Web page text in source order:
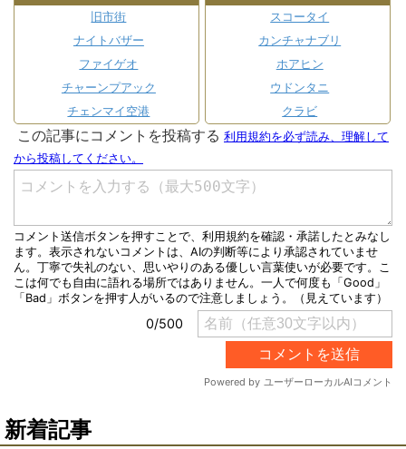
旧市街
ナイトバザー
ファイゲオ
チャーンプアック
チェンマイ空港
スコータイ
カンチャナブリ
ホアヒン
ウドンタニ
クラビ
新着記事